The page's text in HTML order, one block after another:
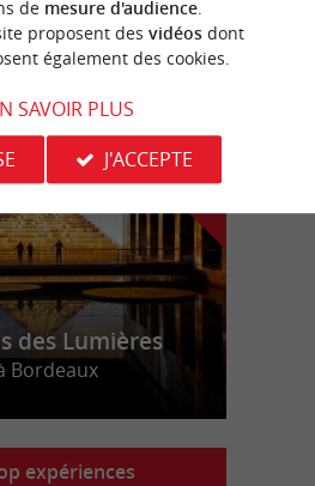
n
o
t
r
e
c
o
u
p
d
e
c
o
e
u
r
des Lumières
Bordeaux
expériences
de mesure d'audience.
proposent des vidéosdont
également des cookies.
SAVOIR PLUS
J'ACCEPTE